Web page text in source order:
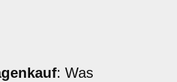
: Was